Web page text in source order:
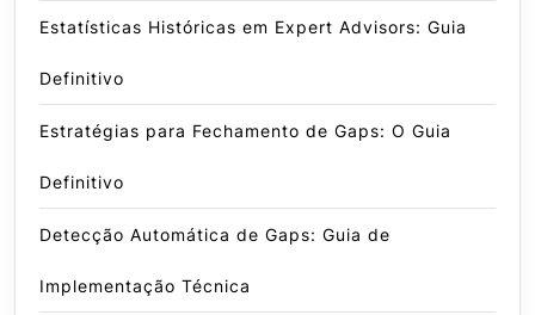
Estatísticas Históricas em Expert Advisors: Guia
Definitivo
Estratégias para Fechamento de Gaps: O Guia
Definitivo
Detecção Automática de Gaps: Guia de
Implementação Técnica